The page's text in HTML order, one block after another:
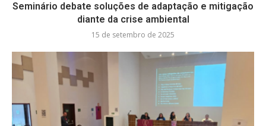
Seminário debate soluções de adaptação e mitigação
diante da crise ambiental
15 de setembro de 2025